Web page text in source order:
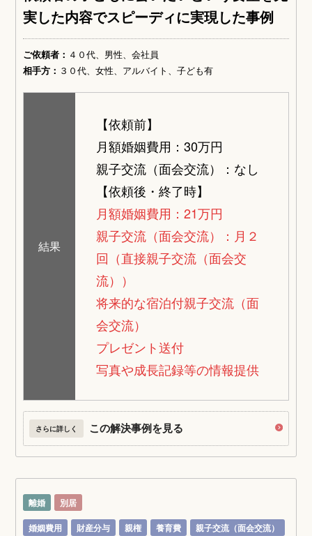
実した内容でスピーディに実現した事例
ご依頼者： ４０代、男性、会社員
相手方： ３０代、女性、アルバイト、子ども有
結果
【依頼前】
月額婚姻費用：30万円
親子交流（面会交流）：なし
【依頼後・終了時】
月額婚姻費用：21万円
親子交流（面会交流）：月２
回（直接親子交流（面会交
流））
将来的な宿泊付親子交流（面
会交流）
プレゼント送付
写真や成長記録等の情報提供
さらに詳しく この解決事例を見る
離婚
別居
婚姻費用
財産分与 親権 養育費
親子交流（面会交流）